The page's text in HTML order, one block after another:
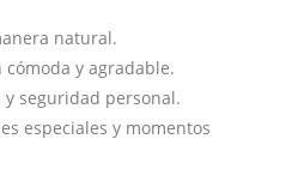
natural.
y agradable.
seguridad personal.
especiales y momentos